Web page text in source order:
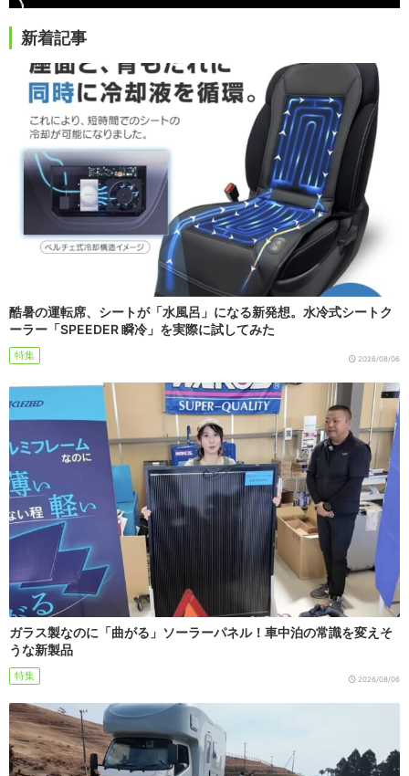
新着記事
酷暑の運転席、シートが「水風呂」になる新発想。水冷式シートク
ーラー「SPEEDER 瞬冷」を実際に試してみた
特集 2026/08/06
ガラス製なのに「曲がる」ソーラーパネル！車中泊の常識を変えそ
うな新製品
特集 2026/08/06